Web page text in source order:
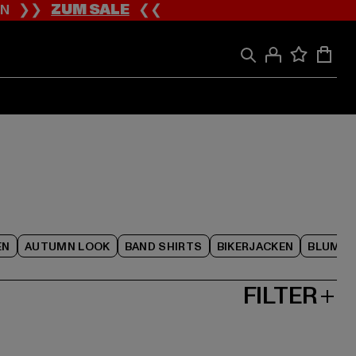
❯❯ZUM SALE❮❮
AUTUMN LOOK BAND SHIRTS BIKERJACKEN
FILTER